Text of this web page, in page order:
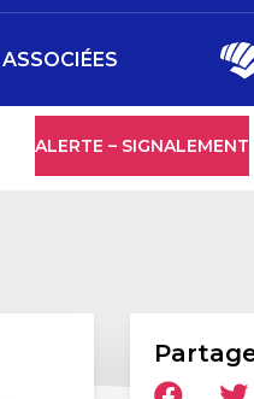
ALERTE – SIGNALEMENT